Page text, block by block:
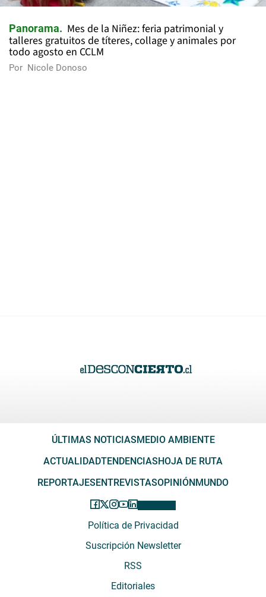
Panorama
Mes de la Niñez: feria patrimonial y
talleres gratuitos de títeres, collage y animales por
todo agosto en CCLM
Por Nicole Donoso
ÚLTIMAS NOTICIAS MEDIO AMBIENTE
ACTUALIDADTENDENCIAS HOJA DE RUTA
REPORTAJES ENTREVISTASOPINIÓN MUNDO
Política de Privacidad
Suscripción Newsletter
RSS
Editoriales